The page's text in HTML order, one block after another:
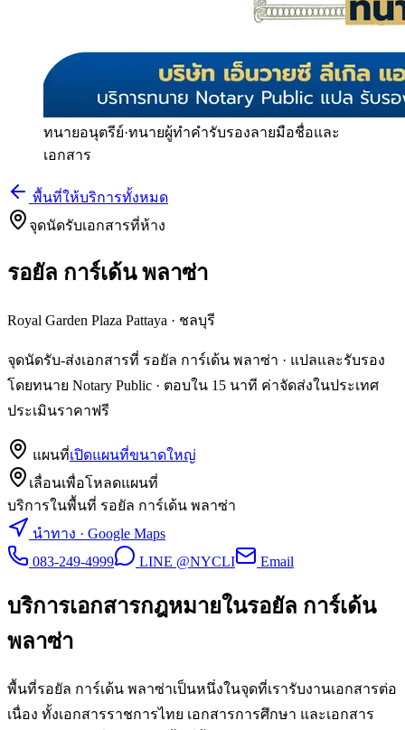
ทนายอนุตรีย์·ทนายผู้ทำคำรับรองลายมือชื่อและ
เอกสาร
พื้นที่ให้บริการทั้งหมด
จุดนัดรับเอกสารที่ห้าง
รอยัล การ์เด้น พลาซ่า
Royal Garden Plaza Pattaya · ชลบุรี
จุดนัดรับ-ส่งเอกสารที่ รอยัล การ์เด้น พลาซ่า · แปลและรับรอง
โดยทนาย Notary Public · ตอบใน 15 นาที ค่าจัดส่งในประเทศ
ประเมินราคาฟรี
แผนที่เปิดแผนที่ขนาดใหญ่
เลื่อนเพื่อโหลดแผนที่
บริการในพื้นที่ รอยัล การ์เด้น พลาซ่า
นำทาง · Google Maps
083-249-4999
LINE @NYCLI Email
บริการเอกสารกฎหมายในรอยัล การ์เด้น
พลาซ่า
พื้นที่รอยัล การ์เด้น พลาซ่าเป็นหนึ่งในจุดที่เรารับงานเอกสารต่อ
เนื่อง ทั้งเอกสารราชการไทย เอกสารการศึกษา และเอกสาร